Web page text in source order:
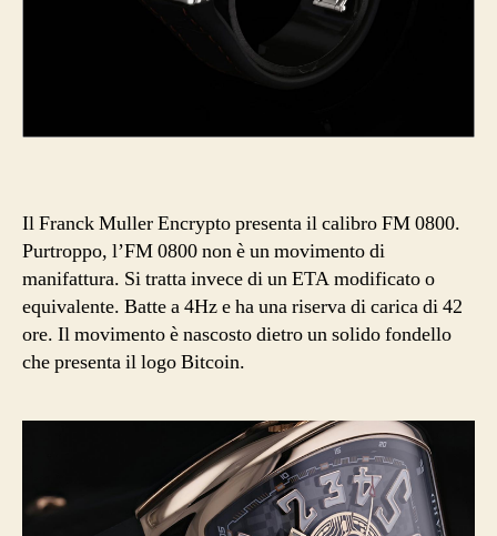
Il Franck Muller Encrypto presenta il calibro FM 0800.
Purtroppo, l’FM 0800 non è un movimento di
manifattura. Si tratta invece di un ETA modificato o
equivalente. Batte a 4Hz e ha una riserva di carica di 42
ore. Il movimento è nascosto dietro un solido fondello
che presenta il logo Bitcoin.